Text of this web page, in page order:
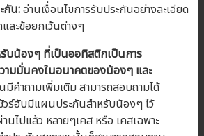
กัน:อ่านเงื่อนไขการรับประกันอย่างละเอียด
ละข้อยกเว้นต่างๆ
รับน้องๆ ที่เป็นออทิสติกเป็นการ
ามมั่นคงในอนาคตของน้องๆ และ
คำถามเพิ่มเติม สามารถสอบถามได้
วร์ฮับมีแผนประกันสำหรับน้องๆ ไว้
นไปแล้ว หลายๆเคส หรือ เคสเฉพาะ